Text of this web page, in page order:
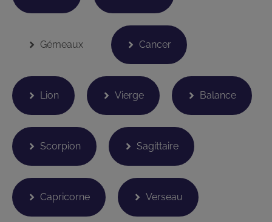
Gémeaux Cancer
Lion Vierge Balance
Scorpion Sagittaire
Capricorne Verseau